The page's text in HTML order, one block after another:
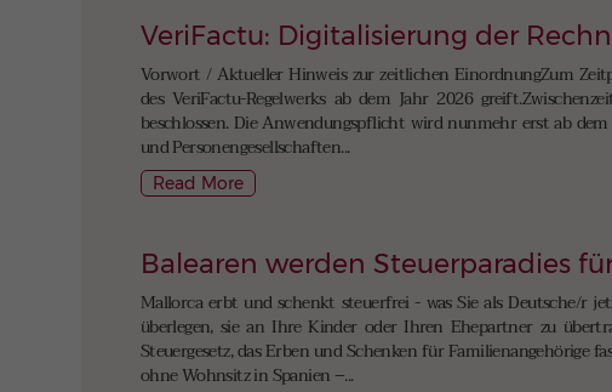
VeriFactu: Digitalisierung der
Vorwort / Aktueller Hinweis zur zeitlichen EinordnungZum
des VeriFactu-Regelwerks ab dem Jahr 2026
beschlossen. Die Anwendungspflicht wird nunmehr erst ab
und Personengesellschaften...
Read More
Balearen werden Steuerparadies
Mallorca erbt und schenkt steuerfrei - was Sie als Deutsche/r
überlegen, sie an Ihre Kinder oder Ihren Ehepartner zu
Steuergesetz, das Erben und Schenken für
ohne Wohnsitz in Spanien –...